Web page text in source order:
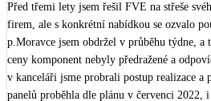
Před třemi lety jsem řešil FVE na střeše
firem, ale s konkrétní nabídkou se ozvalo
p.Moravce jsem obdržel v průběhu týdne, a
ceny komponent nebyly předražené a
v kanceláři jsme probrali postup realizace a
panelů proběhla dle plánu v červenci 2022,